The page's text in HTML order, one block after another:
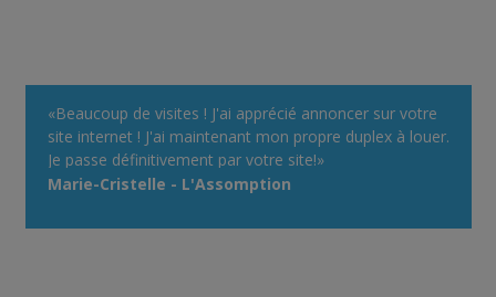
«Beaucoup de visites ! J'ai apprécié annoncer sur votre
site internet ! J'ai maintenant mon propre duplex à louer.
Je passe définitivement par votre site!»
Marie-Cristelle - L'Assomption